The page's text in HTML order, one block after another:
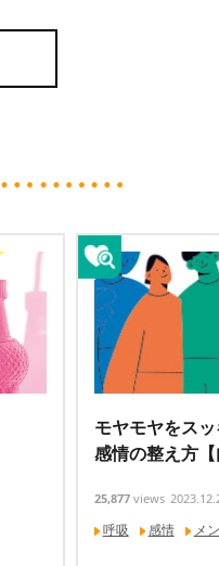
モヤモヤをスッ
感情の整え方【
25,877views
呼吸 感情 メ